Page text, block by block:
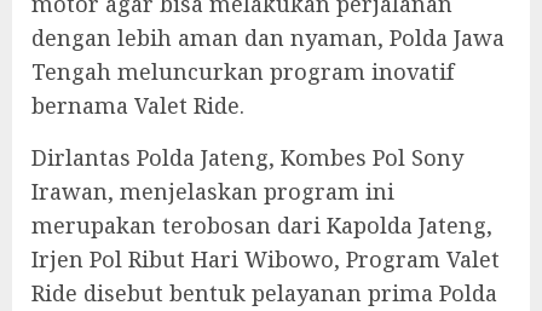
dengan lebih aman dan nyaman, Polda Jawa
Tengah meluncurkan program inovatif
bernama Valet Ride.
Dirlantas Polda Jateng, Kombes Pol Sony
Irawan, menjelaskan program ini
merupakan terobosan dari Kapolda Jateng,
Irjen Pol Ribut Hari Wibowo, Program Valet
Ride disebut bentuk pelayanan prima Polda